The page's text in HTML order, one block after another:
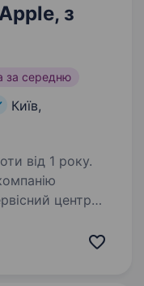
з
за середню
Київ,
від 1 року.
центр